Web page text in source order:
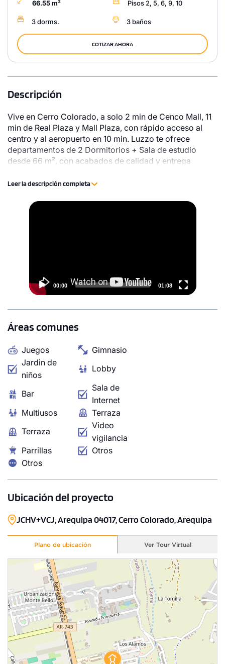
66.55 m² Pisos 2, 5, 6, 9, 10
3 dorms. 3 baños
COTIZAR AHORA
132.71 m² Piso 10
Descripción
Vive en Cerro Colorado, a solo 2 min de Cenco Mall, 11
min de Real Plaza y Mall Plaza, con rápido acceso al
centro y al aeropuerto en 10 min. Luzzo te ofrece
departamentos de 2 Dormitorios + Sala de estudio
desde 66 m², con acabados de calidad y entrega
Leer la descripción completa
Video
00:00 01:08
Áreas comunes
Juegos
Gimnasio
Jardin de
niños
Lobby
Bar
Sala de
Internet
Multiusos
Terraza
Terraza
Video
vigilancia
Parrillas
Otros
Otros
Ubicación del proyecto
JCHV+VCJ, Arequipa 04017, Cerro Colorado, Arequipa
Plano de ubicación Ver Tour Virtual